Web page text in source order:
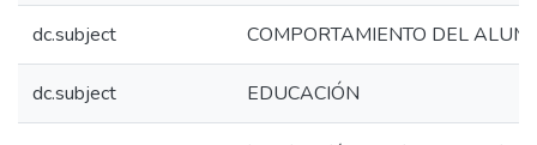
dc.subject COMPORTAMIENTO DEL
dc.subject EDUCACIÓN